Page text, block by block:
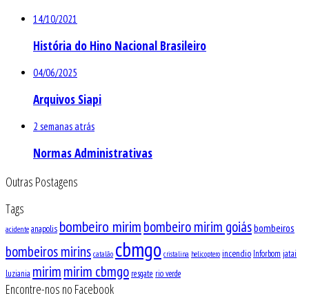
14/10/2021
História do Hino Nacional Brasileiro
04/06/2025
Arquivos Siapi
2 semanas atrás
Normas Administrativas
Outras Postagens
Tags
acidente anapolis bombeiro mirimbombeiro mirim goiásbombeiros
bombeiros mirins catalão cbmgo cristalina helicoptero incendio Inforbom jatai
luziania mirimmirim cbmgo resgate rio verde
Encontre-nos no Facebook